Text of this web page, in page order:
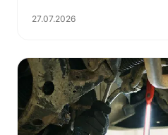
27.07.2026